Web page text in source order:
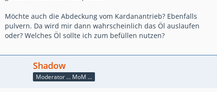
Möchte auch die Abdeckung vom Kardanantrieb? Ebenfalls
pulvern. Da wird mir dann wahrscheinlich das Öl auslaufen
oder? Welches Öl sollte ich zum befüllen nutzen?
Shadow
Moderator ... MoM ...